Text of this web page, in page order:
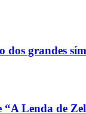
dos grandes
Lenda de